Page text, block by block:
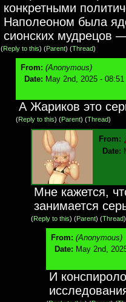
конкретными
Наполеоном была
сионских мудрецов
(Reply to this) (Parent) (Thread)
From: (Anonymous)
Date: May 2nd, 2025 - 08:51
А Жариков это
(Reply to this) (Parent) (Thread)
From:
Date:
Мне кажется,
занимается
(Reply to this) (Parent) (Thread)
From: (Anonymous)
Date: May 2nd,
И